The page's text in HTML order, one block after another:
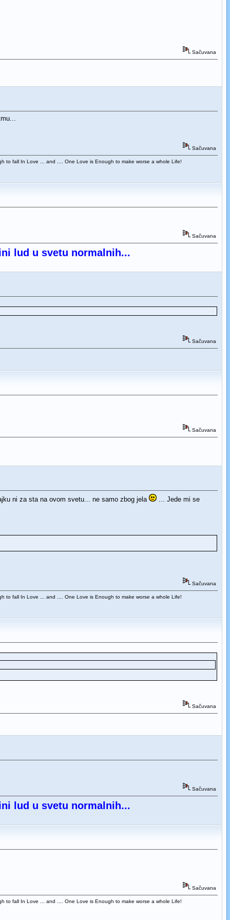
Sačuvana
Sačuvana
to fall In Love ... and .... One Love is Enough to make worse a whole Life!
Sačuvana
lud u svetu normalnih...
Sačuvana
Sačuvana
ni za sta na ovom svetu... ne samo zbog jela
... Jede mi se
Sačuvana
to fall In Love ... and .... One Love is Enough to make worse a whole Life!
Sačuvana
Sačuvana
lud u svetu normalnih...
Sačuvana
to fall In Love ... and .... One Love is Enough to make worse a whole Life!